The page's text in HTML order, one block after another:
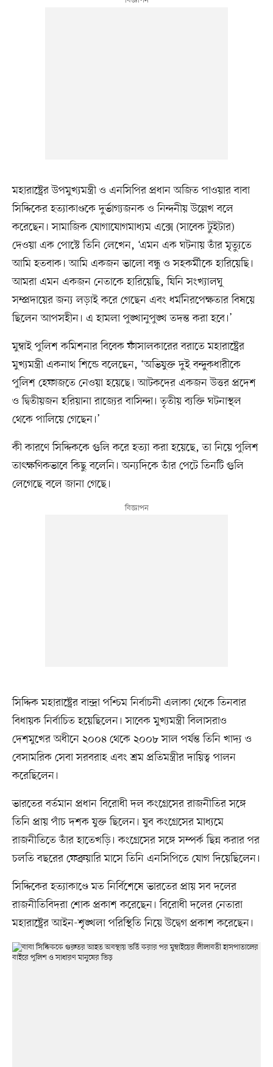
মহারাষ্ট্রের উপমুখ্যমন্ত্রী ও এনসিপির প্রধান অজিত পাওয়ার বাবা
সিদ্দিকের হত্যাকাণ্ডকে দুর্ভাগ্যজনক ও নিন্দনীয় উল্লেখ বলে
করেছেন। সামাজিক যোগাযোগমাধ্যম এক্সে (সাবেক টুইটার)
দেওয়া এক পোস্টে তিনি লেখেন, ‘এমন এক ঘটনায় তাঁর মৃত্যুতে
আমি হতবাক। আমি একজন ভালো বন্ধু ও সহকর্মীকে হারিয়েছি।
আমরা এমন একজন নেতাকে হারিয়েছি, যিনি সংখ্যালঘু
সম্প্রদায়ের জন্য লড়াই করে গেছেন এবং ধর্মনিরপেক্ষতার বিষয়ে
ছিলেন আপসহীন। এ হামলা পুঙ্খানুপুঙ্খ তদন্ত করা হবে।’
মুম্বাই পুলিশ কমিশনার বিবেক ফাঁসালকারের বরাতে মহারাষ্ট্রের
মুখ্যমন্ত্রী একনাথ শিন্ডে বলেছেন, ‘অভিযুক্ত দুই বন্দুকধারীকে
পুলিশ হেফাজতে নেওয়া হয়েছে। আটকদের একজন উত্তর প্রদেশ
ও দ্বিতীয়জন হরিয়ানা রাজ্যের বাসিন্দা। তৃতীয় ব্যক্তি ঘটনাস্থল
থেকে পালিয়ে গেছেন।’
কী কারণে সিদ্দিককে গুলি করে হত্যা করা হয়েছে, তা নিয়ে পুলিশ
তাৎক্ষণিকভাবে কিছু বলেনি। অন্যদিকে তাঁর পেটে তিনটি গুলি
লেগেছে বলে জানা গেছে।
সিদ্দিক মহারাষ্ট্রের বান্দ্রা পশ্চিম নির্বাচনী এলাকা থেকে তিনবার
বিধায়ক নির্বাচিত হয়েছিলেন। সাবেক মুখ্যমন্ত্রী বিলাসরাও
দেশমুখের অধীনে ২০০৪ থেকে ২০০৮ সাল পর্যন্ত তিনি খাদ্য ও
বেসামরিক সেবা সরবরাহ এবং শ্রম প্রতিমন্ত্রীর দায়িত্ব পালন
করেছিলেন।
ভারতের বর্তমান প্রধান বিরোধী দল কংগ্রেসের রাজনীতির সঙ্গে
তিনি প্রায় পাঁচ দশক যুক্ত ছিলেন। যুব কংগ্রেসের মাধ্যমে
রাজনীতিতে তাঁর হাতেখড়ি। কংগ্রেসের সঙ্গে সম্পর্ক ছিন্ন করার পর
চলতি বছরের ফেব্রুয়ারি মাসে তিনি এনসিপিতে যোগ দিয়েছিলেন।
সিদ্দিকের হত্যাকাণ্ডে মত নির্বিশেষে ভারতের প্রায় সব দলের
রাজনীতিবিদরা শোক প্রকাশ করেছেন। বিরোধী দলের নেতারা
মহারাষ্ট্রের আইন-শৃঙ্খলা পরিস্থিতি নিয়ে উদ্বেগ প্রকাশ করেছেন।